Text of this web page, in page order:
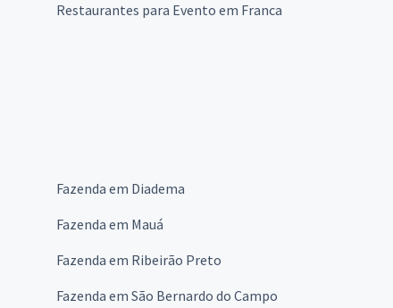
Restaurantes para Evento em Franca
Fazenda em Diadema
Fazenda em Mauá
Fazenda em Ribeirão Preto
Fazenda em São Bernardo do Campo